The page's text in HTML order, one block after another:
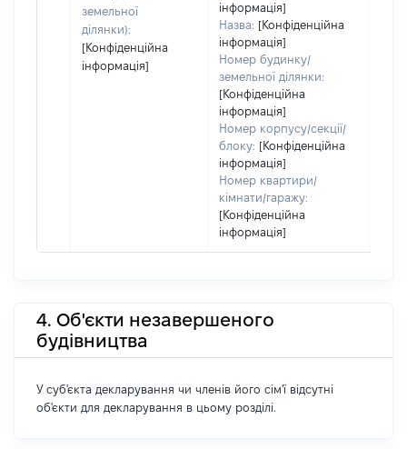
земельної
ділянки):
[Конфіденційна
інформація]
інформація]
Назва: [Конфіденційна
інформація]
Номер будинку/
земельної ділянки:
[Конфіденційна
інформація]
Номер корпусу/секції/
блоку: [Конфіденційна
інформація]
Номер квартири/
кімнати/гаражу:
[Конфіденційна
інформація]
4. Об'єкти незавершеного
будівництва
У суб'єкта декларування чи членів його сім'ї відсутні
об'єкти для декларування в цьому розділі.